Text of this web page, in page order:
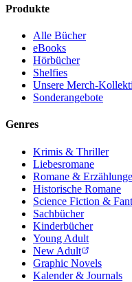
Produkte
Alle Bücher
eBooks
Hörbücher
Shelfies
Unsere Merch-
Sonderangebote
Genres
Krimis & Thriller
Liebesromane
Romane &
Historische Romane
Science Fiction &
Sachbücher
Kinderbücher
Young Adult
New Adult
Graphic Novels
Kalender & Journals